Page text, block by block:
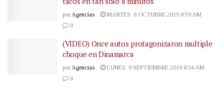
porAgencias
MARTES, 8 OCTUBRE 2019 8:59 AM
0
(VIDEO) Once autos protagonizaron multiple
choque en Dinamarca
porAgencias
LUNES, 9 SEPTIEMBRE 2019 8:34 AM
0